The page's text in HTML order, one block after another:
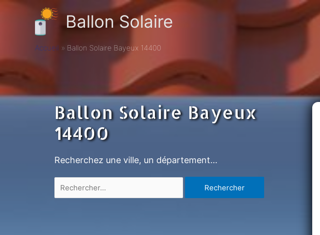
Ballon Solaire
Accueil Ballon Solaire Bayeux 14400
Ballon Solaire Bayeux
14400
Recherchez une ville, un département…